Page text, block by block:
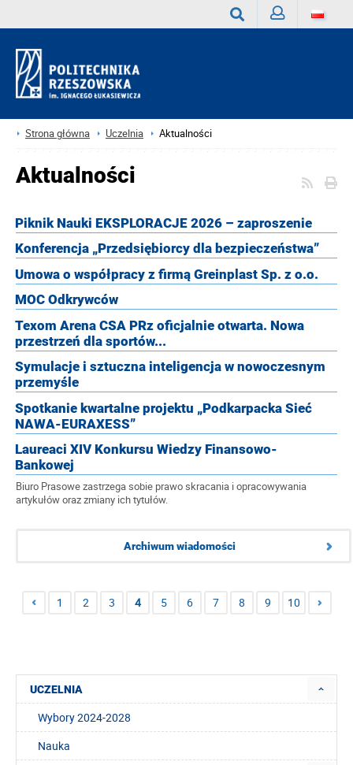
Strona główna Uczelnia Aktualności
Aktualności
Piknik Nauki EKSPLORACJE 2026 – zaproszenie
Konferencja „Przedsiębiorcy dla bezpieczeństwa”
Umowa o współpracy z firmą Greinplast Sp. z o.o.
MOC Odkrywców
Texom Arena CSA PRz oficjalnie otwarta. Nowa
przestrzeń dla sportów...
Symulacje i sztuczna inteligencja w nowoczesnym
przemyśle
Spotkanie kwartalne projektu „Podkarpacka Sieć
NAWA-EURAXESS”
Laureaci XIV Konkursu Wiedzy Finansowo-
Bankowej
Biuro Prasowe zastrzega sobie prawo skracania i opracowywania
artykułów oraz zmiany ich tytułów.
Archiwum wiadomości
1 2 3 4 5 6 7 8 9 10
UCZELNIA
Wybory 2024-2028
Nauka